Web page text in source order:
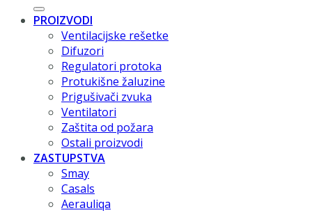
PROIZVODI
Ventilacijske rešetke
Difuzori
Regulatori protoka
Protukišne žaluzine
Prigušivači zvuka
Ventilatori
Zaštita od požara
Ostali proizvodi
ZASTUPSTVA
Smay
Casals
Aerauliqa